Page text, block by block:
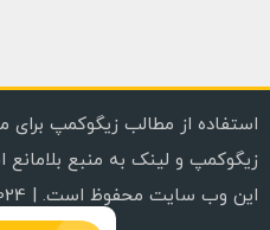
استفاده از مطالب زیگوکمپ برای
زیگوکمپ و لینک به منبع
این وب سایت محفوظ است. | Copyright © 2020, 2024